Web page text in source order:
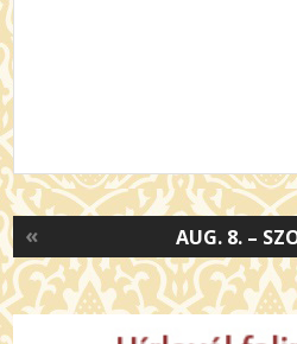
AUG. 8. –
«